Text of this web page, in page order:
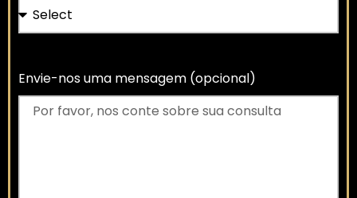
Envie-nos uma mensagem (opcional)